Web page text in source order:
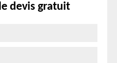
devis gratuit